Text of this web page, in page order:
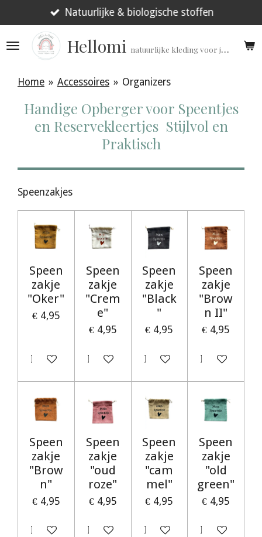
direct
naar
Hellomi natuurlijke kleding voor jouw prematuur!
Natuurlijke & biologische stoffen
Home » Accessoires » Organizers
Handige Opberger voor Speentjes
en Reservekleertjes Stijlvol en
Praktisch
Speenzakjes
Speen
zakje
"Oker"
€ 4,95
In winkelwagen
Speen
zakje
"Crem
e"
€ 4,95
In winkelwagen
Speen
zakje
"Black
"
€ 4,95
In winkelwagen
Speen
zakje
"Brow
n II"
€ 4,95
In
Speen
zakje
"Brow
n"
€ 4,95
In winkelwagen
Speen
zakje
"oud
roze"
€ 4,95
In winkelwagen
Speen
zakje
"cam
mel"
€ 4,95
In winkelwagen
Speen
zakje
"old
green"
€ 4,95
In